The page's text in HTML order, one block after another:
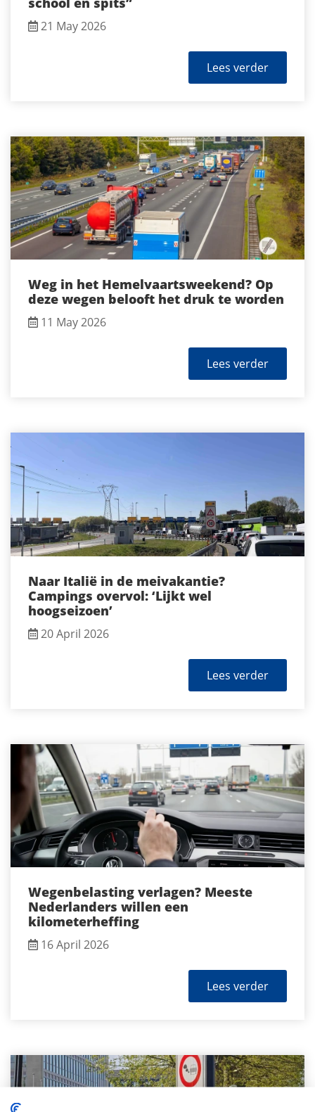
21 May 2026
Lees verder
Weg in het Hemelvaartsweekend? Op
deze wegen belooft het druk te worden
11 May 2026
Lees verder
Naar Italië in de meivakantie?
Campings overvol: ‘Lijkt wel
hoogseizoen’
20 April 2026
Lees verder
Wegenbelasting verlagen? Meeste
Nederlanders willen een
kilometerheffing
16 April 2026
Lees verder